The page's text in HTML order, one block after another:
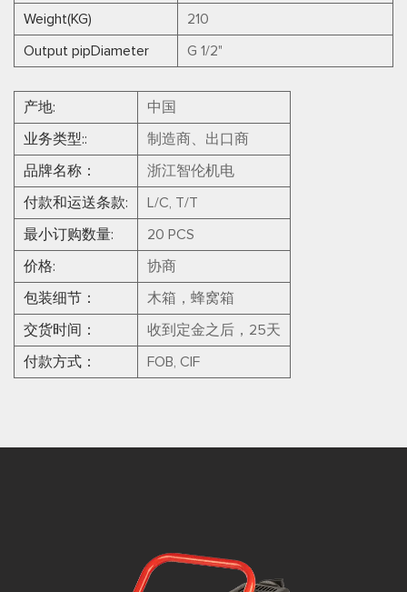
Weight(KG) 210
Output pipDiameter G 1/2"
产地: 中国
业务类型:: 制造商、出口商
品牌名称： 浙江智伦机电
付款和运送条款: L/C, T/T
最小订购数量: 20 PCS
价格: 协商
包装细节： 木箱，蜂窝箱
交货时间： 收到定金之后，25天
付款方式： FOB, CIF